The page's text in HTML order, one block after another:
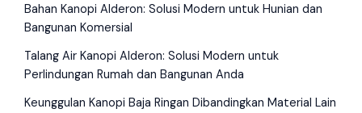
Bahan Kanopi Alderon: Solusi Modern untuk Hunian dan
Bangunan Komersial
Talang Air Kanopi Alderon: Solusi Modern untuk
Perlindungan Rumah dan Bangunan Anda
Keunggulan Kanopi Baja Ringan Dibandingkan Material Lain